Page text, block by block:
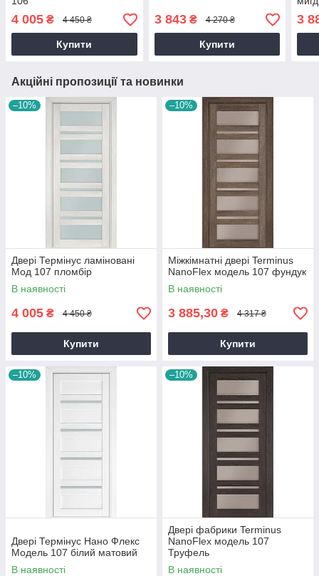
4 005 ₴ 4 450 ₴
Купити
3 843₴ 4 270 ₴
Купити
3
Акційні пропозиції та новинки
–10%
Двері Термінус ламіновані
Мод 107 пломбір
В наявності
4 005 ₴ 4 450 ₴
Купити
–10%
Міжкімнатні двері Terminus
NanoFlex модель 107 фундук
В наявності
3 885,30 ₴ 4 317 ₴
Купити
–10%
Двері Термінус Нано Флекс
Модель 107 білий матовий
В наявності
–10%
Двері фабрики Terminus
NanoFlex модель 107
Труфель
В наявності